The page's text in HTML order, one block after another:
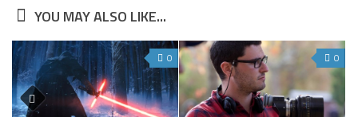
YOU MAY ALSO LIKE...
0 0